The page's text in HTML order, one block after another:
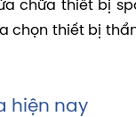
chữa thiết bị
chọn thiết bị
hiện nay